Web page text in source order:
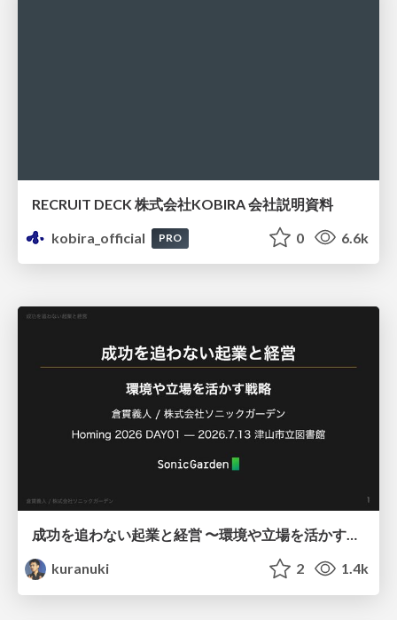
RECRUIT DECK 株式会社KOBIRA 会社説明資料
kobira_official
PRO 0 6.6k
成功を追わない起業と経営 〜環境や立場を活かす戦略（Homing 2026）
kuranuki
2 1.4k